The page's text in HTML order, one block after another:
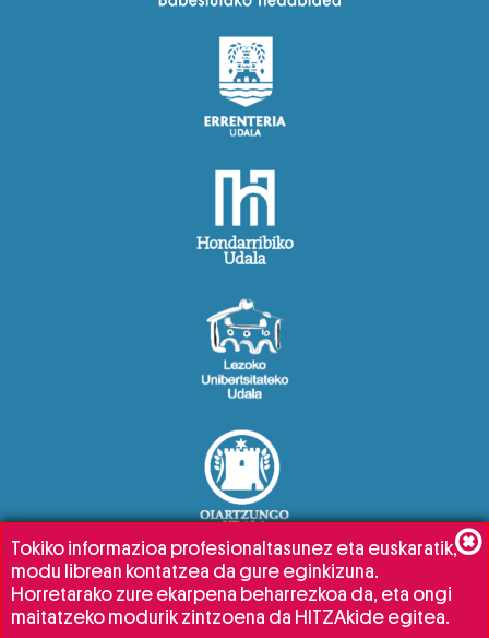
Tokiko informazioa profesionaltasunez eta euskaratik,
modu librean kontatzea da gure eginkizuna.
Horretarako zure ekarpena beharrezkoa da, eta ongi
maitatzeko modurik zintzoena da HITZAkide egitea.